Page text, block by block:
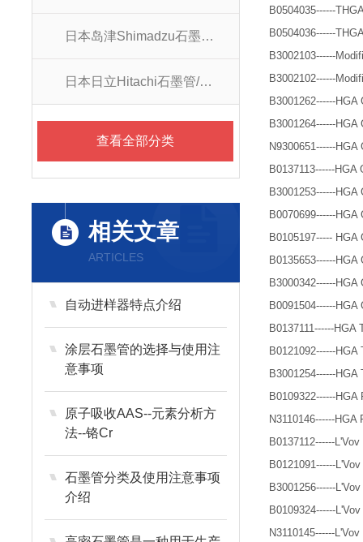
日本岛津Shimadzu石墨管/石墨锥
日本日立Hitachi石墨管/石墨锥
查看全部分类
相关文章
ARTICLES
自动进样器特点介绍
涂层石墨管的选择与使用注
意事项
原子吸收AAS--元素分析方
法--铬Cr
石墨管分类及使用注意事项
介绍
B0504035------
B0504036------
B3002103------
B3002102------
B3001262------
B3001264------
N9300651------
B0137113------
B3001253------
B0070699------
B0105197----- HGA
B0135653------HGA
B3000342------HGA
B0091504------HGA
B0137111------
B0121092------
B3001254------
B0109322------
N3110146------
B0137112------
B0121091------
B3001256------
B0109324------
N3110145------